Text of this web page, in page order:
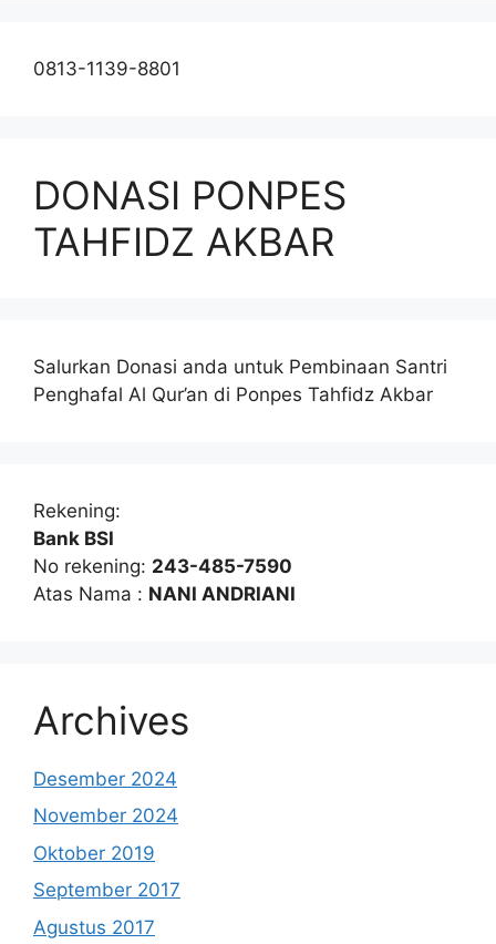
0813-1139-8801
DONASI PONPES
TAHFIDZ AKBAR
Salurkan Donasi anda untuk Pembinaan Santri
Penghafal Al Qur’an di Ponpes Tahfidz Akbar
Rekening:
Bank BSI
No rekening: 243-485-7590
Atas Nama : NANI ANDRIANI
Archives
Desember 2024
November 2024
Oktober 2019
September 2017
Agustus 2017